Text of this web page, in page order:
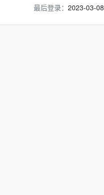
最后登录：2023-03-08